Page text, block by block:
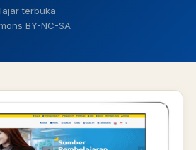
terbuka
BY-NC-SA